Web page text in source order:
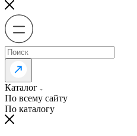
Каталог
По всему сайту
По каталогу